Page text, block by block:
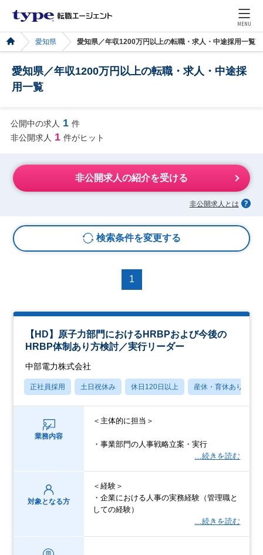
MENU
愛知県 愛知県／年収1200万円以上の転職・求人・中途採用一覧
愛知県／年収1200万円以上の転職・求人・中途採
用一覧
公開中の求人 1 件
非公開求人 1 件がヒット
非公開求人の紹介を受ける
非公開求人とは
検索条件を変更する
1
【HD】原子力部門におけるHRBPおよび今後の
HRBP体制あり方検討／実行リーダー
中部電力株式会社
正社員採用 土日祝休み 休日120日以上 産休・育休あり
業務内容
＜主体的に担当＞
・事業部門の人事戦略立案・実行
…続きを読む
対象となる方
＜経験＞
・企業における人事の実務経験（管理職と
しての経験）
…続きを読む